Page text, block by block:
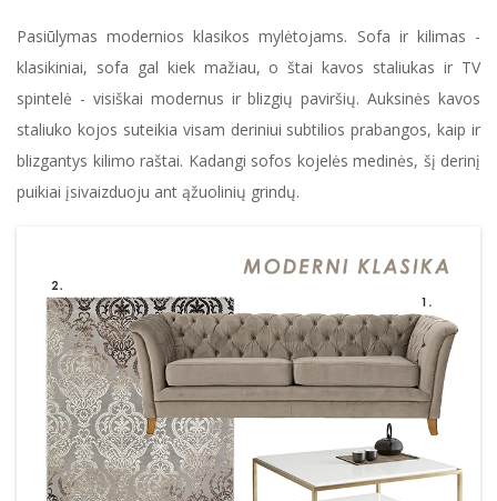
Pasiūlymas modernios klasikos mylėtojams. Sofa ir kilimas -
klasikiniai, sofa gal kiek mažiau, o štai kavos staliukas ir TV
spintelė - visiškai modernus ir blizgių paviršių. Auksinės kavos
staliuko kojos suteikia visam deriniui subtilios prabangos, kaip ir
blizgantys kilimo raštai. Kadangi sofos kojelės medinės, šį derinį
puikiai įsivaizduoju ant ąžuolinių grindų.